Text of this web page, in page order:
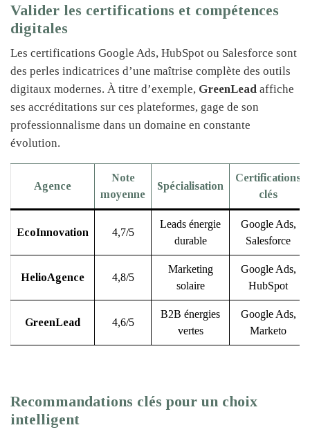
Valider les certifications et compétences
digitales
Les certifications Google Ads, HubSpot ou Salesforce sont
des perles indicatrices d’une maîtrise complète des outils
digitaux modernes. À titre d’exemple, GreenLead affiche
ses accréditations sur ces plateformes, gage de son
professionnalisme dans un domaine en constante
évolution.
Agence
Note
moyenne
Spécialisation
Certifications
clés
EcoInnovation 4,7/5
Leads énergie
durable
Google Ads,
Salesforce
HelioAgence 4,8/5
Marketing
solaire
Google Ads,
HubSpot
GreenLead 4,6/5
B2B énergies
vertes
Google Ads,
Marketo
Recommandations clés pour un choix
intelligent